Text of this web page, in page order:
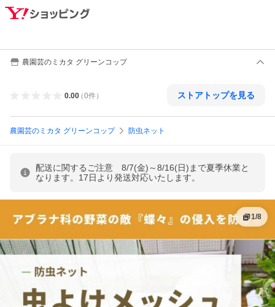
農園芸のミカタ グリーンコップ
0.00（0件） ストアトップを見る
農園芸のミカタ グリーンコップ 防虫ネット
配送に関するご注意 8/7(金)～8/16(日)まで夏季休業と
なります。17日より発送対応いたします。
1/8